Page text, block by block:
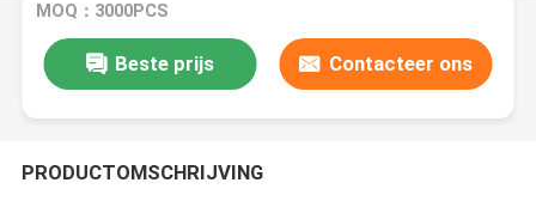
MOQ：3000PCS
Beste prijs Contacteer ons
PRODUCTOMSCHRIJVING